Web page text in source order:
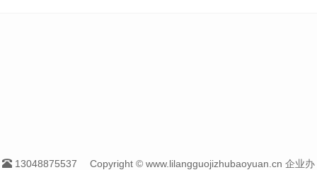
13048875537
Copyright © www.lilangguojizhubaoyuan.cn 企业办